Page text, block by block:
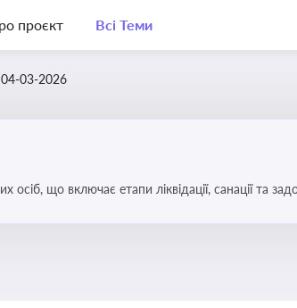
проєкт Всі Теми
04-03-2026
що включає етапи ліквідації, санації та